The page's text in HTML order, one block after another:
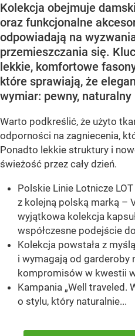
Kolekcja obejmuje
oraz funkcjonalne
odpowiadają na
przemieszczania się.
lekkie, komfortowe
które sprawiają, że
wymiar: pewny,
Warto podkreślić, że użyto
odporności na zagniecenia,
Ponadto lekkie struktury i
świeżość przez cały dzień.
Polskie Linie Lotnicze
z kolejną polską marką –
wyjątkowa kolekcja
współczesne podejście
Kolekcja powstała z
i wymagają od garderoby
kompromisów w kwestii
Kampania „Well traveled.
o stylu, który naturalnie...